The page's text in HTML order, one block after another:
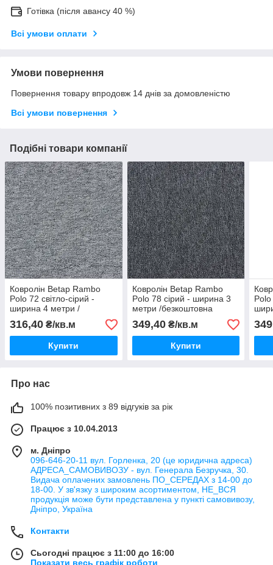
Готівка (після авансу 40 %)
Всі умови оплати
Умови повернення
Повернення товару впродовж 14 днів за домовленістю
Всі умови повернення
Подібні товари компанії
Ковролін Betap Rambo
Polo 72 світло-сірий -
ширина 4 метри /
безкоштовна доставка/
316,40 ₴/кв.м
Купити
Ковролін Betap Rambo
Polo 78 сірий - ширина 3
метри /безкоштовна
доставка/
349,40₴/кв.м
Купити
Про нас
100% позитивних з 89 відгуків за рік
Працює з 10.04.2013
м. Дніпро
096-646-20-11 вул. Горленка, 20 (це юридична адреса)
АДРЕСА_САМОВИВОЗУ - вул. Генерала Безручка, 30.
Видача оплачених замовлень ПО_СЕРЕДАХ з 14-00 до
18-00. У зв'язку з широким асортиментом, НЕ_ВСЯ
продукція може бути представлена у пункті самовивозу,
Дніпро, Україна
Контакти
Сьогодні працює з 11:00 до 16:00
Показати весь графік роботи